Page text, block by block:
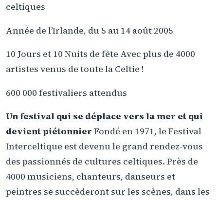
celtiques
Année de l’Irlande, du 5 au 14 août 2005
10 Jours et 10 Nuits de fête Avec plus de 4000
artistes venus de toute la Celtie !
600 000 festivaliers attendus
Un festival qui se déplace vers la mer et qui
devient piétonnier Fondé en 1971, le Festival
Interceltique est devenu le grand rendez-vous
des passionnés de cultures celtiques. Près de
4000 musiciens, chanteurs, danseurs et
peintres se succèderont sur les scènes, dans les